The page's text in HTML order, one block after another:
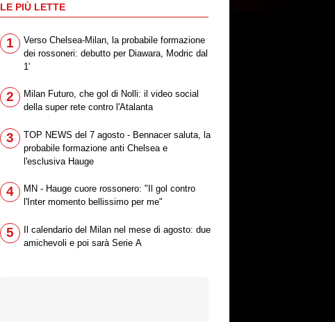
LE PIÙ LETTE
1
Verso Chelsea-Milan, la probabile formazione
dei rossoneri: debutto per Diawara, Modric dal
1'
2
Milan Futuro, che gol di Nolli: il video social
della super rete contro l'Atalanta
3
TOP NEWS del 7 agosto - Bennacer saluta, la
probabile formazione anti Chelsea e
l'esclusiva Hauge
4
MN - Hauge cuore rossonero: "Il gol contro
l'Inter momento bellissimo per me"
5
Il calendario del Milan nel mese di agosto: due
amichevoli e poi sarà Serie A